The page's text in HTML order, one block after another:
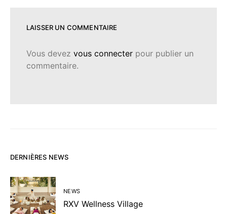
LAISSER UN COMMENTAIRE
Vous devez vous connecter pour publier un
commentaire.
DERNIÈRES NEWS
NEWS
RXV Wellness Village